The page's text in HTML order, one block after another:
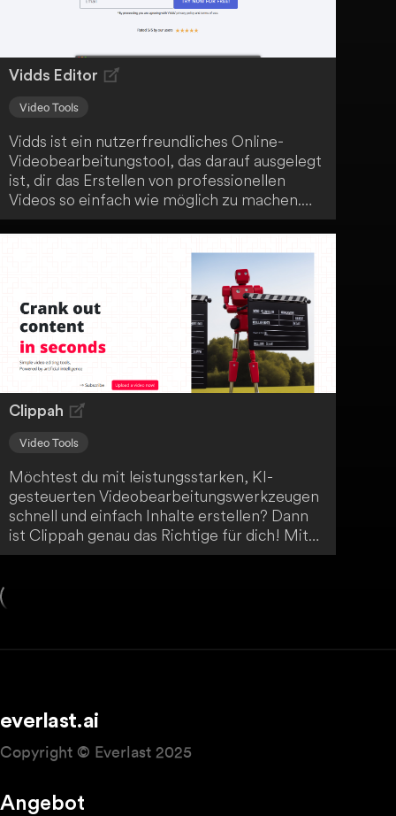
Vidds Editor
Video Tools
Vidds ist ein nutzerfreundliches Online-
Videobearbeitungstool, das darauf ausgelegt
ist, dir das Erstellen von professionellen
Videos so einfach wie möglich zu machen.
Mit einer breiten Palette an Vorlagen und
Bearbeitungsoptionen bietet Vidds.co dir die
notwendigen Werkzeuge, um deine Ideen
zum Leben zu erwecken. Egal für welchen
Zweck - mit Vidds kannst du ansprechende
Videos erstellen.
Clippah
Video Tools
Möchtest du mit leistungsstarken, KI-
gesteuerten Videobearbeitungswerkzeugen
schnell und einfach Inhalte erstellen? Dann
ist Clippah genau das Richtige für dich! Mit
diesem Tool kannst du in Sekundenschnelle
everlast.ai
Copyright © Everlast 2025
Angebot